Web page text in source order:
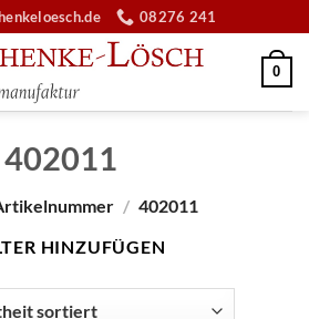
08276 241
0
402011
/ 402011
HINZUFÜGEN